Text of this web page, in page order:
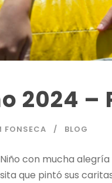
2024 –
FONSECA BLOG
con mucha
que pintó sus